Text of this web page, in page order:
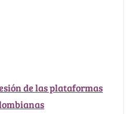
de las plataformas